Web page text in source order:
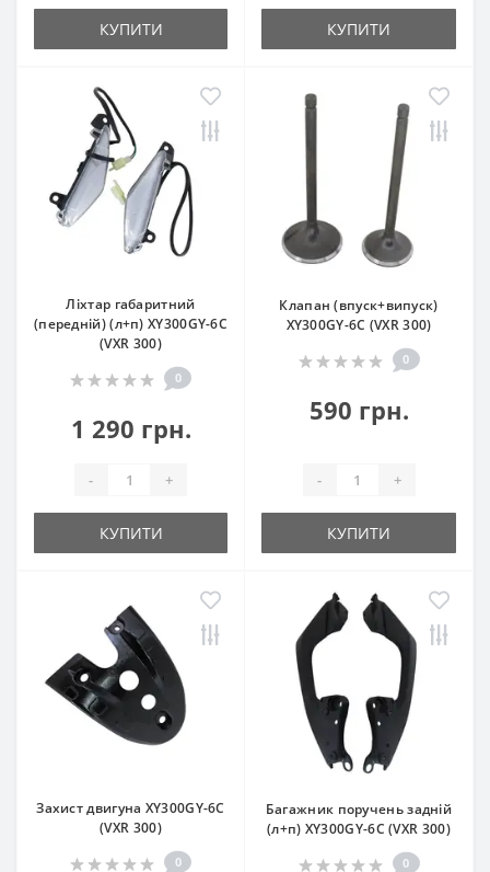
КУПИТИ КУПИТИ
Ліхтар габаритний
(передній) (л+п) XY300GY-6C
(VXR 300)
0
1 290 грн.
- +
КУПИТИ
Клапан (впуск+випуск)
XY300GY-6C (VXR 300)
0
590 грн.
- +
КУПИТИ
Захист двигуна XY300GY-6C
(VXR 300)
0
Багажник поручень задній
(л+п) XY300GY-6C (VXR 300)
0